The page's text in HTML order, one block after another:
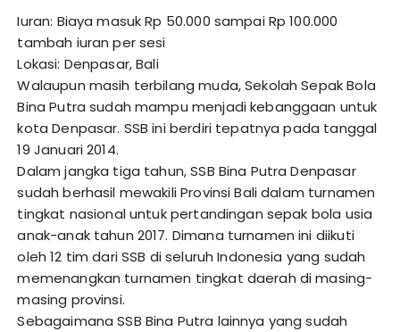
Iuran: Biaya masuk Rp 50.000 sampai Rp 100.000
tambah iuran per sesi
Lokasi: Denpasar, Bali
Walaupun masih terbilang muda, Sekolah Sepak Bola
Bina Putra sudah mampu menjadi kebanggaan untuk
kota Denpasar. SSB ini berdiri tepatnya pada tanggal
19 Januari 2014.
Dalam jangka tiga tahun, SSB Bina Putra Denpasar
sudah berhasil mewakili Provinsi Bali dalam turnamen
tingkat nasional untuk pertandingan sepak bola usia
anak-anak tahun 2017. Dimana turnamen ini diikuti
oleh 12 tim dari SSB di seluruh Indonesia yang sudah
memenangkan turnamen tingkat daerah di masing-
masing provinsi.
Sebagaimana SSB Bina Putra lainnya yang sudah